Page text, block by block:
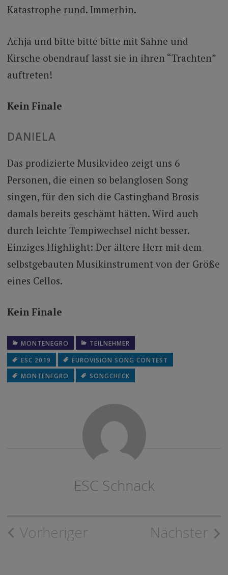
Katastrophe rund. Immerhin.
Achja und bitte bitte bitte mit Sahne und
Kirsche obendrauf lasst sie in ihren “Trachten”
auftreten!
Kein Finale
DANIELA
Das prodizierte Musikvideo zeigt uns 6
Personen, die einen so belanglosen Song
singen, für den sich die Castingband Brosis
damals bereits geschämt hätten. Wird auch
durch leichte Tempiwechsel nicht besser.
Einziges Highlight: Der ältere Herr mit dem
selbstgebauten Musikinstrument von der Größe
eines Cellos.
Kein Finale
MONTENEGRO
TEILNEHMER
ESC 2019
EUROVISION SONG CONTEST
MONTENEGRO
SONGCHECK
ESC Schnack
Beitragsnavigation
Vorheriger Nächster